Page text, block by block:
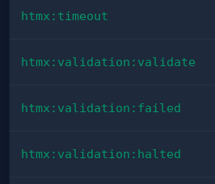
htmx:timeout
htmx:validation:validate
htmx:validation:failed
htmx:validation:halted